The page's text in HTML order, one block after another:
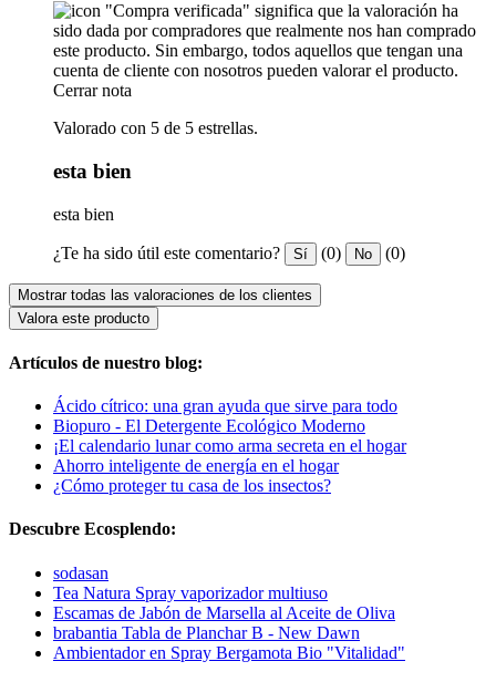
"Compra verificada" significa que la valoración ha
sido dada por compradores que realmente nos han comprado
este producto. Sin embargo, todos aquellos que tengan una
cuenta de cliente con nosotros pueden valorar el producto.
Cerrar nota
Valorado con 5 de 5 estrellas.
esta bien
esta bien
¿Te ha sido útil este comentario? Sí (0) No (0)
Mostrar todas las valoraciones de los clientes
Valora este producto
Artículos de nuestro blog:
Ácido cítrico: una gran ayuda que sirve para todo
Biopuro - El Detergente Ecológico Moderno
¡El calendario lunar como arma secreta en el hogar
Ahorro inteligente de energía en el hogar
¿Cómo proteger tu casa de los insectos?
Descubre Ecosplendo:
sodasan
Tea Natura Spray vaporizador multiuso
Escamas de Jabón de Marsella al Aceite de Oliva
brabantia Tabla de Planchar B - New Dawn
Ambientador en Spray Bergamota Bio "Vitalidad"